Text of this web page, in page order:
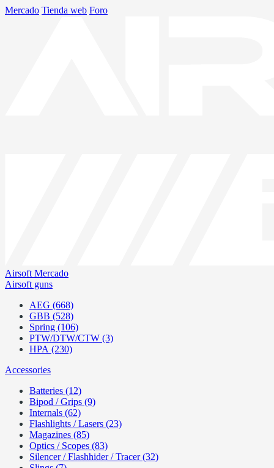
Mercado Tienda web Foro
Airsoft Mercado
Airsoft guns
AEG (668)
GBB (528)
Spring (106)
PTW/DTW/CTW (3)
HPA (230)
Accessories
Batteries (12)
Bipod / Grips (9)
Internals (62)
Flashlights / Lasers (23)
Magazines (85)
Optics / Scopes (83)
Silencer / Flashhider / Tracer (32)